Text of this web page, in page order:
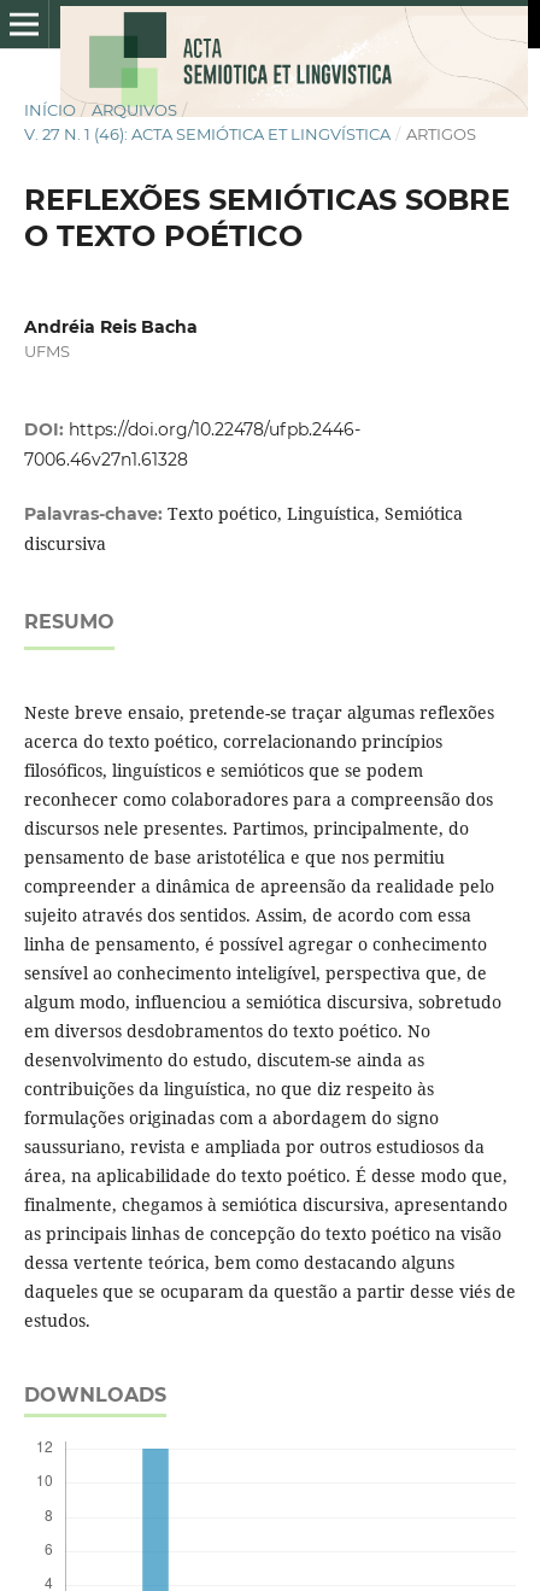
INÍCIO / ARQUIVOS /
V. 27 N. 1 (46): ACTA SEMIÓTICA ET LINGVÍSTICA / ARTIGOS
REFLEXÕES SEMIÓTICAS SOBRE
O TEXTO POÉTICO
Andréia Reis Bacha
UFMS
DOI: https://doi.org/10.22478/ufpb.2446-
7006.46v27n1.61328
Palavras-chave: Texto poético, Linguística, Semiótica
discursiva
RESUMO
Neste breve ensaio, pretende-se traçar algumas reflexões
acerca do texto poético, correlacionando princípios
filosóficos, linguísticos e semióticos que se podem
reconhecer como colaboradores para a compreensão dos
discursos nele presentes. Partimos, principalmente, do
pensamento de base aristotélica e que nos permitiu
compreender a dinâmica de apreensão da realidade pelo
sujeito através dos sentidos. Assim, de acordo com essa
linha de pensamento, é possível agregar o conhecimento
sensível ao conhecimento inteligível, perspectiva que, de
algum modo, influenciou a semiótica discursiva, sobretudo
em diversos desdobramentos do texto poético. No
desenvolvimento do estudo, discutem-se ainda as
contribuições da linguística, no que diz respeito às
formulações originadas com a abordagem do signo
saussuriano, revista e ampliada por outros estudiosos da
área, na aplicabilidade do texto poético. É desse modo que,
finalmente, chegamos à semiótica discursiva, apresentando
as principais linhas de concepção do texto poético na visão
dessa vertente teórica, bem como destacando alguns
daqueles que se ocuparam da questão a partir desse viés de
estudos.
DOWNLOADS